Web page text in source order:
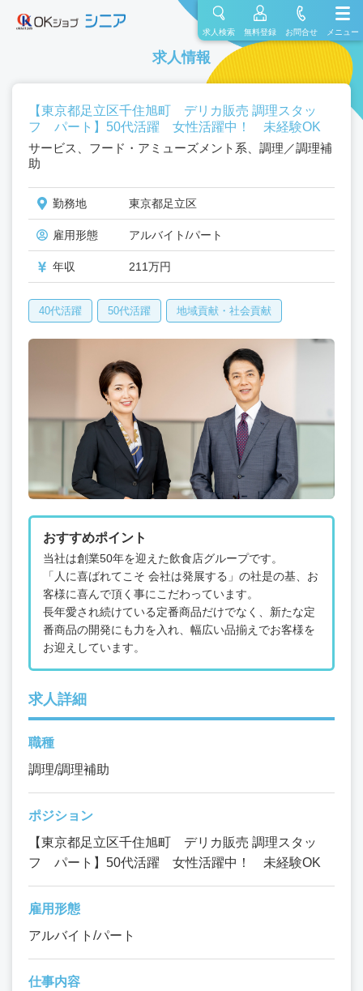
求人検索 無料登録 お問合せ メニュー
求人情報
【東京都足立区千住旭町 デリカ販売 調理スタッ
フ パート】50代活躍 女性活躍中！ 未経験OK
サービス、フード・アミューズメント系、調理／調理補
助
勤務地 東京都足立区
雇用形態 アルバイト/パート
年収 211万円
40代活躍 50代活躍 地域貢献・社会貢献
おすすめポイント
当社は創業50年を迎えた飲食店グループです。
「人に喜ばれてこそ 会社は発展する」の社是の基、お
客様に喜んで頂く事にこだわっています。
長年愛され続けている定番商品だけでなく、新たな定
番商品の開発にも力を入れ、幅広い品揃えでお客様を
お迎えしています。
求人詳細
職種
調理/調理補助
ポジション
【東京都足立区千住旭町 デリカ販売 調理スタッ
フ パート】50代活躍 女性活躍中！ 未経験OK
雇用形態
アルバイト/パート
仕事内容